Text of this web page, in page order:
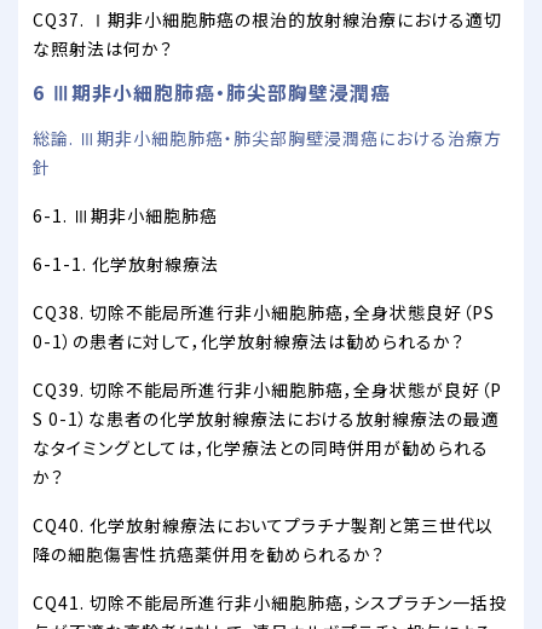
CQ37. Ⅰ期非小細胞肺癌の根治的放射線治療における適切
な照射法は何か？
6 Ⅲ期非小細胞肺癌・肺尖部胸壁浸潤癌
総論. Ⅲ期非小細胞肺癌・肺尖部胸壁浸潤癌における治療方
針
6-1. Ⅲ期非小細胞肺癌
6-1-1. 化学放射線療法
CQ38. 切除不能局所進行非小細胞肺癌，全身状態良好（PS
0-1）の患者に対して，化学放射線療法は勧められるか？
CQ39. 切除不能局所進行非小細胞肺癌，全身状態が良好（P
S 0-1）な患者の化学放射線療法における放射線療法の最適
なタイミングとしては，化学療法との同時併用が勧められる
か？
CQ40. 化学放射線療法においてプラチナ製剤と第三世代以
降の細胞傷害性抗癌薬併用を勧められるか？
CQ41. 切除不能局所進行非小細胞肺癌，シスプラチン一括投